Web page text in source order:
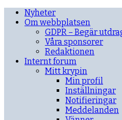
Nyheter
Om webbplatsen
GDPR – Begär
Våra sponsorer
Redaktionen
Internt forum
Mitt krypin
Min profil
Inställningar
Notifieringar
Meddelanden